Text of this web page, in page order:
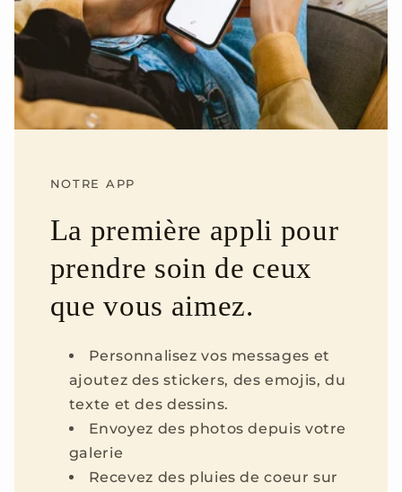
NOTRE APP
La première appli pour
prendre soin de ceux
que vous aimez.
Personnalisez vos messages et
ajoutez des stickers, des emojis, du
texte et des dessins.
Envoyez des photos depuis votre
galerie
Recevez des pluies de coeur sur